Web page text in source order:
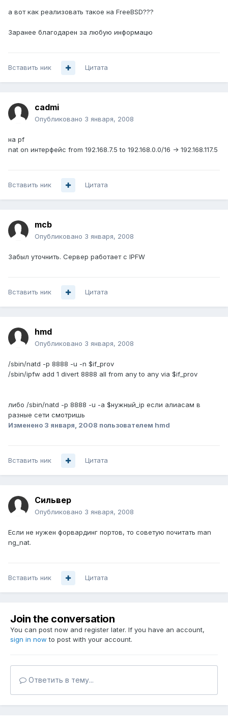
а вот как реализовать такое на FreeBSD???
Заранее благодарен за любую информацю
Вставить ник Цитата
cadmi
Опубликовано 3 января, 2008
на pf
nat on интерфейс from 192.168.7.5 to 192.168.0.0/16 -> 192.168.117.5
Вставить ник Цитата
mcb
Опубликовано 3 января, 2008
Забыл уточнить. Сервер работает с IPFW
Вставить ник Цитата
hmd
Опубликовано 3 января, 2008
/sbin/natd -p 8888 -u -n $if_prov
/sbin/ipfw add 1 divert 8888 all from any to any via $if_prov
либо /sbin/natd -p 8888 -u -a $нужный_ip если алиасам в
разные сети смотришь
Изменено 3 января, 2008 пользователем hmd
Вставить ник Цитата
Сильвер
Опубликовано 3 января, 2008
Если не нужен форвардинг портов, то советую почитать man
ng_nat.
Вставить ник Цитата
Join the conversation
You can post now and register later. If you have an account,
sign in now to post with your account.
Ответить в тему...